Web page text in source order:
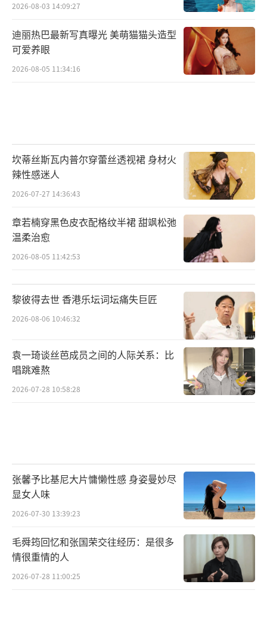
2026-08-03 14:09:27
迪丽热巴最新写真曝光 美萌猫猫头造型
可爱养眼
2026-08-05 11:34:16
坎蒂丝斯瓦内普尔穿蕾丝透视裙 身材火
辣性感迷人
2026-07-27 14:36:43
章若楠穿黑色皮衣配格纹半裙 甜飒松弛
温柔治愈
2026-08-05 11:42:53
黎彼得去世 香港乐坛词坛痛失巨匠
2026-08-06 10:46:32
袁一琦谈丝芭成员之间的人际关系：比
唱跳难熬
2026-07-28 10:58:28
张馨予比基尼大片慵懒性感 身姿曼妙尽
显女人味
2026-07-30 13:39:23
毛舜筠回忆和张国荣交往经历：是很多
情很重情的人
2026-07-28 11:00:25